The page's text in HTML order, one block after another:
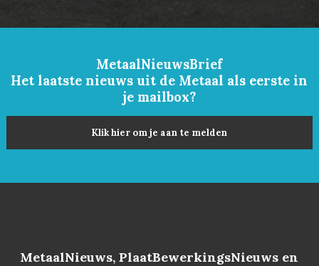
MetaalNieuwsBrief
Het laatste nieuws uit de Metaal als eerste in
je mailbox?
Klik hier om je aan te melden
MetaalNieuws, PlaatBewerkingsNieuws en